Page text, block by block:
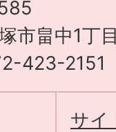
市畠中1丁
423-2151
サイ